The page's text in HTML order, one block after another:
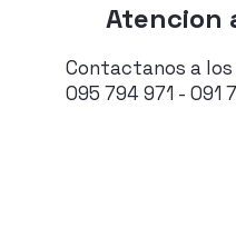
Atencion
Contactanos a los
095 794 971 - 091